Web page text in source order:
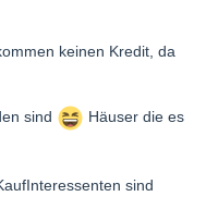
keinen Kredit, da
sind
Häuser die es
sind